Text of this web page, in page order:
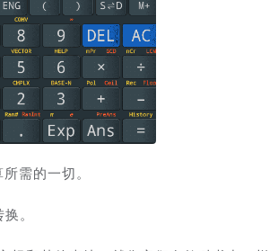
需的一切。
。